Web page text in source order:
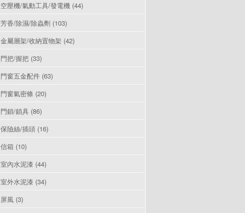
空壓機/氣動工具/發電機 (44)
芳香/除濕/除蟲劑 (103)
金屬層架/收納置物架 (42)
門把/握把 (33)
門窗五金配件 (63)
門窗氣密條 (20)
門鎖/鎖具 (86)
保險絲/插頭 (16)
信箱 (10)
室內水泥漆 (44)
室外水泥漆 (34)
屏風 (3)